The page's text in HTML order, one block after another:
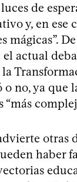
de
y, en ese
mágicas”.
actual
no, ya que
otras
haber